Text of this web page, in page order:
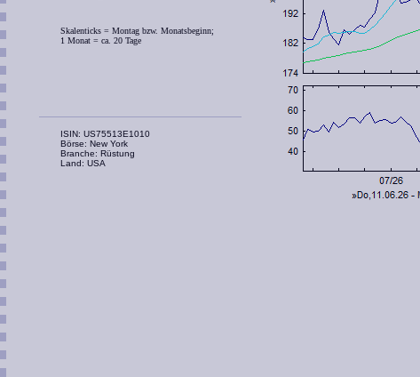
Skalenticks = Montag bzw. Monatsbeginn;
1 Monat = ca. 20 Tage
ISIN: US75513E1010
Börse: New York
Branche: Rüstung
Land: USA